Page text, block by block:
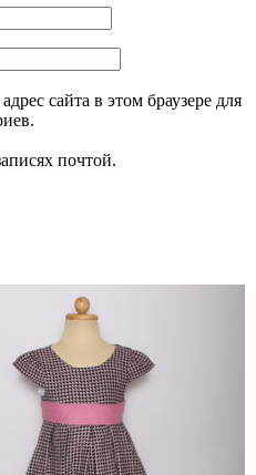
сайта в этом браузере для
почтой.